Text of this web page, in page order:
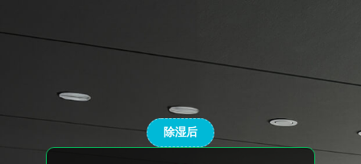
除湿后